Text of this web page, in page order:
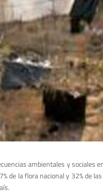
ambientales y
de la flora nacional y 32% de